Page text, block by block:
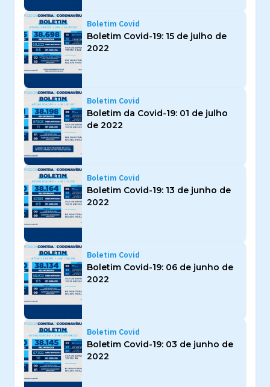
Boletim Covid
Boletim Covid-19: 15 de julho de
2022
Boletim Covid
Boletim da Covid-19: 01 de julho
de 2022
Boletim Covid
Boletim Covid-19: 13 de junho de
2022
Boletim Covid
Boletim Covid-19: 06 de junho de
2022
Boletim Covid
Boletim Covid-19: 03 de junho de
2022